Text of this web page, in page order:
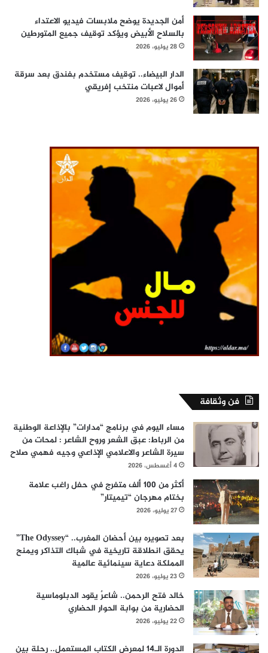
أمن الجديدة يوضح ملابسات فيديو الاعتداء
بالسلاح الأبيض ويؤكد توقيف جميع المتورطين
28 يوليو، 2026
الدار البيضاء.. توقيف مستخدم بفندق بعد سرقة
أموال لاعبات منتخب إفريقي
26 يوليو، 2026
فن وثقافة
مساء اليوم في برنامج “مدارات” بالإذاعة الوطنية
من الرباط: عبق الشعر وروح الشاعر : لمحات من
سيرة الشاعر والاعلامي الإذاعي وجيه فهمي صلاح
4 أغسطس، 2026
أكثر من 100 ألف متفرج في حفل راغب علامة
بختام مهرجان “تيميتار”
27 يوليو، 2026
بعد تصويره بين أحضان المغرب.. “The Odyssey”
يحقق انطلاقة تاريخية في شباك التذاكر ويمنح
المملكة دعاية سينمائية عالمية
23 يوليو، 2026
خالد فتح الرحمن.. شاعرٌ يقود الدبلوماسية
الحضارية من بوابة الحوار الحضاري
22 يوليو، 2026
الدورة الـ14 لمعرض الكتاب المستعمل.. رحلة بين